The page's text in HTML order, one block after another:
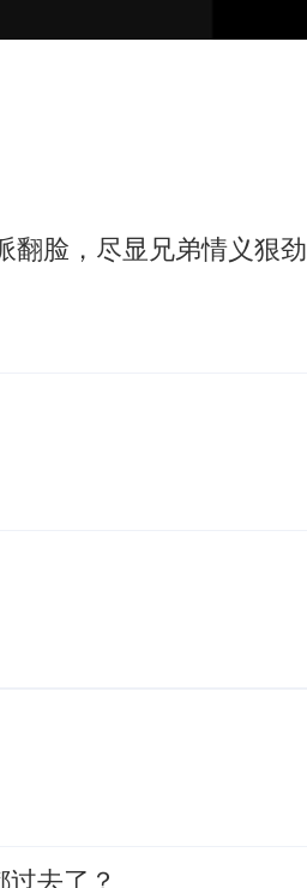
行反对政府行径
开信
翻脸，尽显兄弟情义狠劲
去了？